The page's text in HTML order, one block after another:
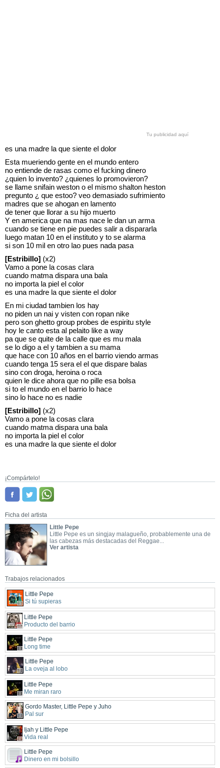
Tu publicidad aquí
es una madre la que siente el dolor
Esta mueriendo gente en el mundo entero
no entiende de rasas como el fucking dinero
¿quien lo invento? ¿quienes lo promovieron?
se llame snifain weston o el mismo shalton heston
pregunto ¿ que estoo? veo demasiado sufrimiento
madres que se ahogan en lamento
de tener que llorar a su hijo muerto
Y en america que na mas nace le dan un arma
cuando se tiene en pie puedes salir a dispararla
luego matan 10 en el instituto y to se alarma
si son 10 mil en otro lao pues nada pasa
[Estribillo] (x2)
Vamo a pone la cosas clara
cuando matma dispara una bala
no importa la piel el color
es una madre la que siente el dolor
En mi ciudad tambien los hay
no piden un nai y visten con ropan nike
pero son ghetto group probes de espiritu style
hoy le canto esta al pelaito like a way
pa que se quite de la calle que es mu mala
se lo digo a el y tambien a su mama
que hace con 10 años en el barrio viendo armas
cuando tenga 15 sera el el que dispare balas
sino con droga, heroina o roca
quien le dice ahora que no pille esa bolsa
si to el mundo en el barrio lo hace
sino lo hace no es nadie
[Estribillo] (x2)
Vamo a pone la cosas clara
cuando matma dispara una bala
no importa la piel el color
es una madre la que siente el dolor
¡Compártelo!
Ficha del artista
Little Pepe
Little Pepe es un singjay malagueño, probablemente una de
las cabezas más destacadas del Reggae...
Ver artista
Trabajos relacionados
Little Pepe
Si tú supieras
Little Pepe
Producto del barrio
Little Pepe
Long time
Little Pepe
La oveja al lobo
Little Pepe
Me miran raro
Gordo Master, Little Pepe y Juho
Pal sur
Ijah y Little Pepe
Vida real
Little Pepe
Dinero en mi bolsillo